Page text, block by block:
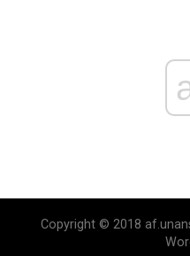
Copyright © 2018